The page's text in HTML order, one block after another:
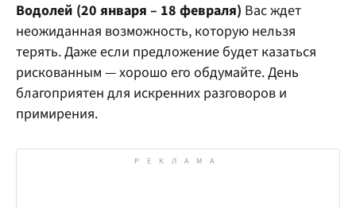
Водолей (20 января – 18 февраля) Вас ждет
неожиданная возможность, которую нельзя
терять. Даже если предложение будет казаться
рискованным — хорошо его обдумайте. День
благоприятен для искренних разговоров и
примирения.